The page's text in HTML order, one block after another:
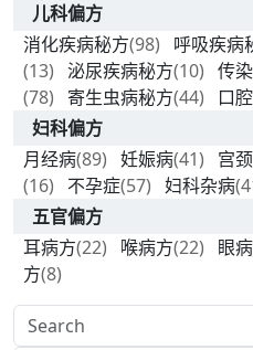
儿科偏方
消化疾病秘方(98) 呼吸疾病
(13) 泌尿疾病秘方(10) 传
(78)
寄生虫病秘方(44) 口
妇科偏方
月经病(89) 妊娠病(41) 宫
(16)
不孕症(57) 妇科杂病
五官偏方
耳病方(22) 喉病方(22) 眼
方(8)